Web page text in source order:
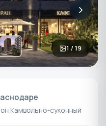
›
1 / 19
Камвольно-суконный